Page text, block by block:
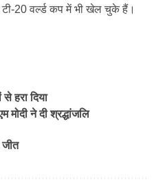
20 वर्ल्ड कप में भी खेल चुके हैं।
हरा दिया
ने दी श्रद्धांजलि